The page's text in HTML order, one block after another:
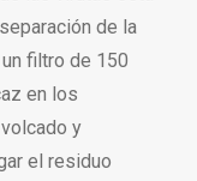
de la
filtro de 150
en los
y
el residuo